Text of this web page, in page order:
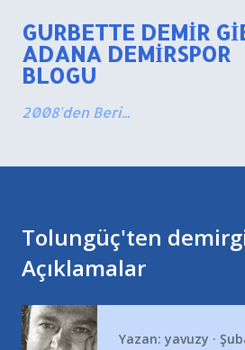
Ana içeriğe
GURBETTE DEMIR
ADANA DEMIRSPOR
BLOGU
2008'den Beri...
Tolungüç'ten
Açıklamalar
Yazan: yavuzy